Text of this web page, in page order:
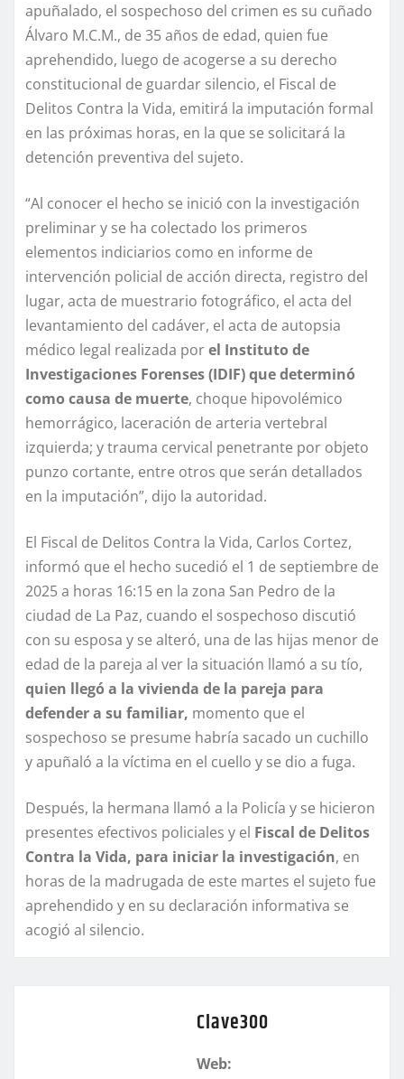
apuñalado, el sospechoso del crimen es su cuñado
Álvaro M.C.M., de 35 años de edad, quien fue
aprehendido, luego de acogerse a su derecho
constitucional de guardar silencio, el Fiscal de
Delitos Contra la Vida, emitirá la imputación formal
en las próximas horas, en la que se solicitará la
detención preventiva del sujeto.
“Al conocer el hecho se inició con la investigación
preliminar y se ha colectado los primeros
elementos indiciarios como en informe de
intervención policial de acción directa, registro del
lugar, acta de muestrario fotográfico, el acta del
levantamiento del cadáver, el acta de autopsia
médico legal realizada porel Instituto de
Investigaciones Forenses (IDIF) que determinó
como causa de muerte, choque hipovolémico
hemorrágico, laceración de arteria vertebral
izquierda; y trauma cervical penetrante por objeto
punzo cortante, entre otros que serán detallados
en la imputación”, dijo la autoridad.
El Fiscal de Delitos Contra la Vida, Carlos Cortez,
informó que el hecho sucedió el 1 de septiembre de
2025 a horas 16:15 en la zona San Pedro de la
ciudad de La Paz, cuando el sospechoso discutió
con su esposa y se alteró, una de las hijas menor de
edad de la pareja al ver la situación llamó a su tío,
quien llegó a la vivienda de la pareja para
defender a su familiar, momento que el
sospechoso se presume habría sacado un cuchillo
y apuñaló a la víctima en el cuello y se dio a fuga.
Después, la hermana llamó a la Policía y se hicieron
presentes efectivos policiales y el Fiscal de Delitos
Contra la Vida, para iniciar la investigación, en
horas de la madrugada de este martes el sujeto fue
aprehendido y en su declaración informativa se
acogió al silencio.
Clave300
Web: